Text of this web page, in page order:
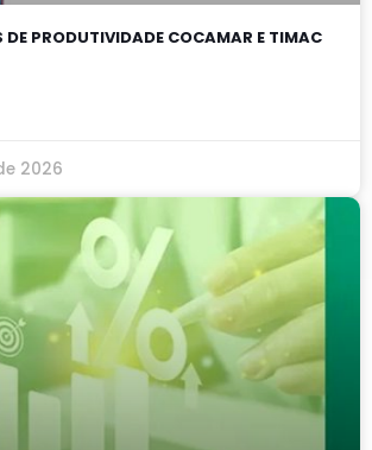
DE PRODUTIVIDADE COCAMAR E TIMAC
2026